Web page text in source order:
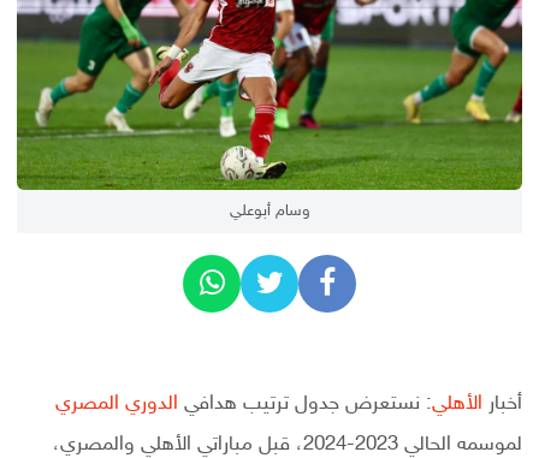
وسام أبوعلي
أخبار الأهلي: نستعرض جدول ترتيب هدافي الدوري المصري
لموسمه الحالي 2023-2024، قبل مباراتي الأهلي والمصري،